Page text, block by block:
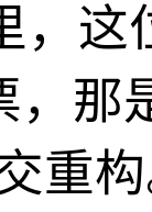
，
，那
重